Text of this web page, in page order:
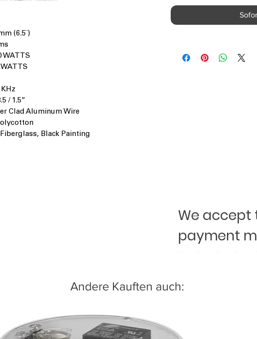
(6.5¨)
WATTS
/ 1.5”
Clad Aluminum Wire
Black Painting
We accept
payment
Andere Kauften auch: